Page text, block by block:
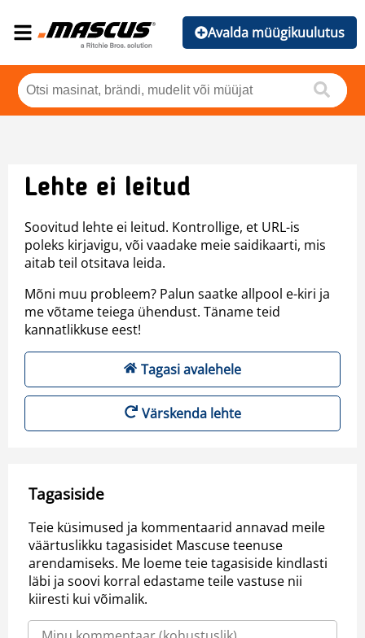
Avalda müügikuulutus
Lehte ei leitud
Soovitud lehte ei leitud. Kontrollige, et URL-is
poleks kirjavigu, või vaadake meie saidikaarti, mis
aitab teil otsitava leida.
Mõni muu probleem? Palun saatke allpool e-kiri ja
me võtame teiega ühendust. Täname teid
kannatlikkuse eest!
Tagasi avalehele
Värskenda lehte
Tagasiside
Teie küsimused ja kommentaarid annavad meile
väärtuslikku tagasisidet Mascuse teenuse
arendamiseks. Me loeme teie tagasiside kindlasti
läbi ja soovi korral edastame teile vastuse nii
kiiresti kui võimalik.